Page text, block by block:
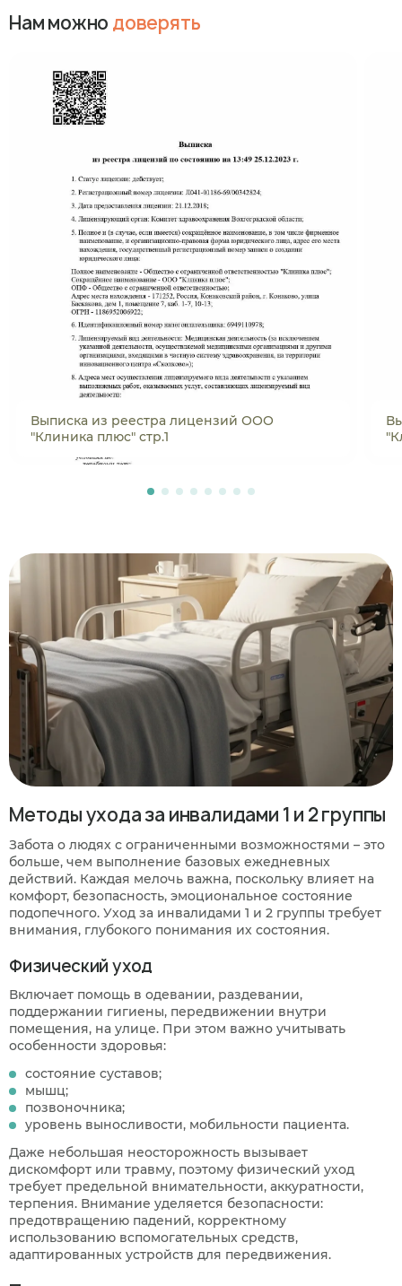
Нам можно доверять
Выписка из реестра лицензий ООО
"Клиника плюс" стр.1
Методы ухода за инвалидами 1 и 2 группы
Забота о людях с ограниченными возможностями – это
больше, чем выполнение базовых ежедневных
действий. Каждая мелочь важна, поскольку влияет на
комфорт, безопасность, эмоциональное состояние
подопечного. Уход за инвалидами 1 и 2 группы требует
внимания, глубокого понимания их состояния.
Физический уход
Включает помощь в одевании, раздевании,
поддержании гигиены, передвижении внутри
помещения, на улице. При этом важно учитывать
особенности здоровья:
состояние суставов;
мышц;
позвоночника;
уровень выносливости, мобильности пациента.
Даже небольшая неосторожность вызывает
дискомфорт или травму, поэтому физический уход
требует предельной внимательности, аккуратности,
терпения. Внимание уделяется безопасности:
предотвращению падений, корректному
использованию вспомогательных средств,
адаптированных устройств для передвижения.
Когда планируете размещение в
пансионате?
В ближайшее время
Узнаю информацию на будущее